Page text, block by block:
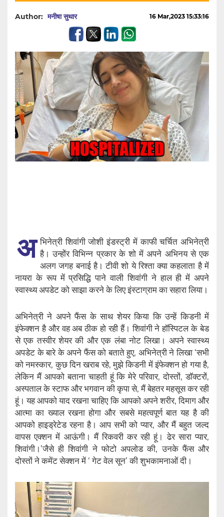
Author: मनीषा सुथार 16 Mar,2023 15:33:16
अ भिनेत्री शिवांगी जोशी इंडस्ट्री में काफी चर्चित अभिनेत्री
है। उन्होंर विभिन्न प्रकार के शो में अपने अभिनय से एक
अलग जगह बनाई है। टीवी शो ये रिश्ता क्या कहलाता है में
नायरा के रूप में प्रसिद्धि पाने वाली शिवांगी ने हाल ही में अपने
स्वास्थ्य अपडेट को साझा करने के लिए इंस्टाग्राम का सहारा लिया।
अभिनेत्री ने अपने फैंस के साथ शेयर किया कि उन्हें किडनी में
इंफेक्शन है और वह अब ठीक हो रही हैं। शिवांगी ने हॉस्पिटल के बेड
से एक तस्वीर शेयर की और एक लंबा नोट लिखा। अपने स्वास्थ्य
अपडेट के बारे के अपने फैंस को बताते हुए, अभिनेत्री ने लिखा ‘सभी
को नमस्कार, कुछ दिन खराब रहे, मुझे किडनी में इंफेक्शन हो गया है,
लेकिन मैं आपको बताना चाहती हूं कि मेरे परिवार, दोस्तों, डॉक्टरों,
अस्पताल के स्टाफ और भगवान की कृपा से, मैं बेहतर महसूस कर रही
हूं। यह आपको याद रखना चाहिए कि आपको अपने शरीर, दिमाग और
आत्मा का ख्याल रखना होगा और सबसे महत्वपूर्ण बात यह है की
आपको हाइड्रेटेड रहना है। आप सभी को प्यार, और मैं बहुत जल्द
वापस एक्शन में आऊंगी। मैं रिकवरी कर रही हूं। ढेर सारा प्यार,
शिवांगी।’जैसे ही शिवांगी ने फोटो अपलोड की, उनके फैंस और
दोस्तों ने कमेंट सेक्शन में ‘ गेट वेल सून’ की शुभकामनाओं दी।